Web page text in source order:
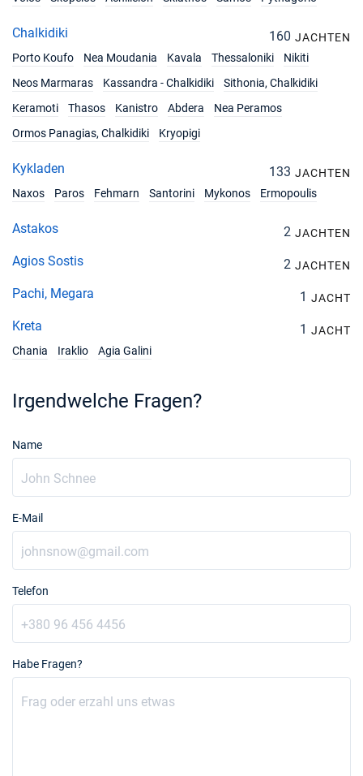
Chalkidiki 160 JACHTEN
Porto Koufo
Nea Moudania Kavala Thessaloniki
Nikiti
Neos Marmaras
Kassandra - Chalkidiki
Sithonia, Chalkidiki
Keramoti
Thasos Kanistro Abdera
Nea Peramos
Ormos Panagias, Chalkidiki
Kryopigi
Kykladen 133 JACHTEN
Naxos
Paros Fehmarn Santorini Mykonos Ermopoulis
Astakos 2 JACHTEN
Agios Sostis 2 JACHTEN
Pachi, Megara 1 JACHT
Kreta 1 JACHT
Chania
Iraklio Agia Galini
Irgendwelche Fragen?
Name
E-Mail
Telefon
Habe Fragen?